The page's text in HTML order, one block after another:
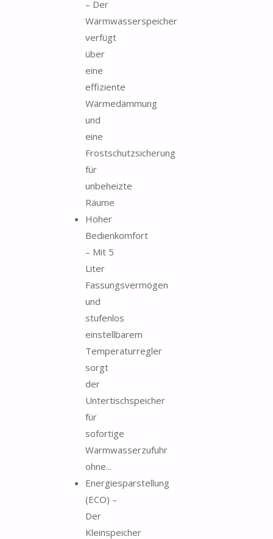
– Der
Warmwasserspeicher
verfügt
über
eine
effiziente
Wärmedämmung
und
eine
Frostschutzsicherung
für
unbeheizte
Räume
Hoher
Bedienkomfort
– Mit 5
Liter
Fassungsvermögen
und
stufenlos
einstellbarem
Temperaturregler
sorgt
der
Untertischspeicher
für
sofortige
Warmwasserzufuhr
ohne...
Energiesparstellung
(ECO) –
Der
Kleinspeicher